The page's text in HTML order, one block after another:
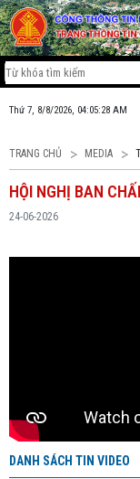
Thứ 7, 8/8/2026, 04:05:28 AM
TRANG CHỦ MEDIA
HỘI NGHỊ BAN
24-06-2026
DANH SÁCH TIN VIDEO